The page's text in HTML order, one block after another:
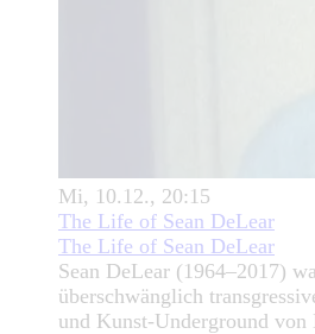
Mi, 10.12., 20:15
The Life of Sean DeLear
The Life of Sean DeLear
Sean DeLear (1964–2017)
überschwänglich
und Kunst-Underground von